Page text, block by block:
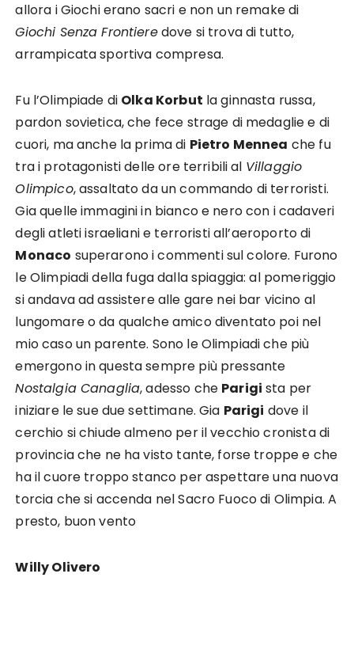
allora i Giochi erano sacri e non un remake di
Giochi Senza Frontieredove si trova di tutto,
arrampicata sportiva compresa.
Fu l’Olimpiade di Olka Korbut la ginnasta russa,
pardon sovietica, che fece strage di medaglie e di
cuori, ma anche la prima di Pietro Mennea che fu
tra i protagonisti delle ore terribili al Villaggio
Olimpico, assaltato da un commando di terroristi.
Gia quelle immagini in bianco e nero con i cadaveri
degli atleti israeliani e terroristi all’aeroporto di
Monaco superarono i commenti sul colore. Furono
le Olimpiadi della fuga dalla spiaggia: al pomeriggio
si andava ad assistere alle gare nei bar vicino al
lungomare o da qualche amico diventato poi nel
mio caso un parente. Sono le Olimpiadi che più
emergono in questa sempre più pressante
Nostalgia Canaglia, adesso che Parigi sta per
iniziare le sue due settimane. Gia Parigi dove il
cerchio si chiude almeno per il vecchio cronista di
provincia che ne ha visto tante, forse troppe e che
ha il cuore troppo stanco per aspettare una nuova
torcia che si accenda nel Sacro Fuoco di Olimpia. A
presto, buon vento
Willy Olivero